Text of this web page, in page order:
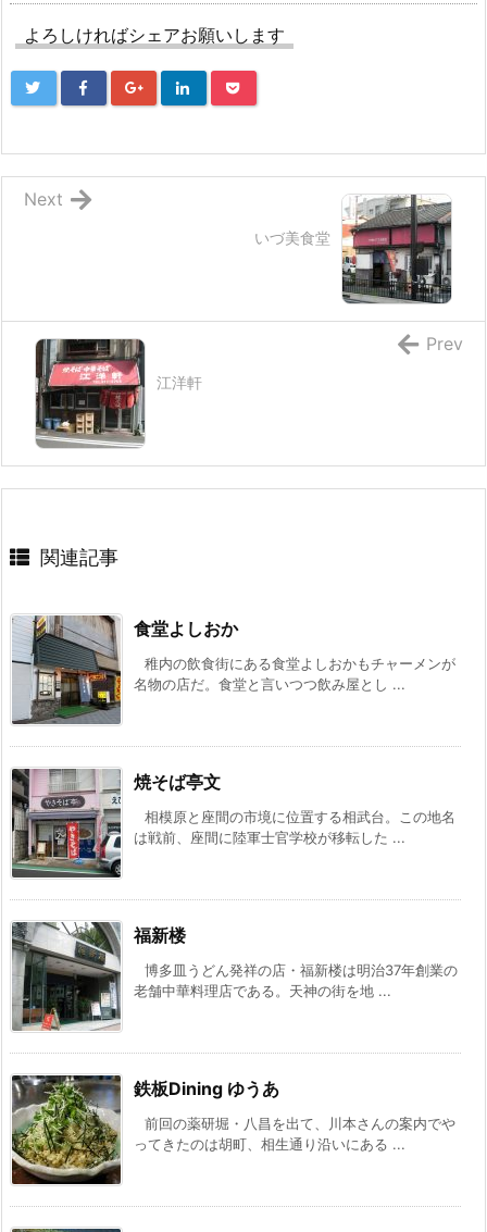
よろしければシェアお願いします
いづ美食堂
Next
江洋軒
Prev
関連記事
食堂よしおか
稚内の飲食街にある食堂よしおかもチャーメンが
名物の店だ。食堂と言いつつ飲み屋とし ...
焼そば亭文
相模原と座間の市境に位置する相武台。この地名
は戦前、座間に陸軍士官学校が移転した ...
福新楼
博多皿うどん発祥の店・福新楼は明治37年創業の
老舗中華料理店である。天神の街を地 ...
鉄板Dining ゆうあ
前回の薬研堀・八昌を出て、川本さんの案内でや
ってきたのは胡町、相生通り沿いにある ...